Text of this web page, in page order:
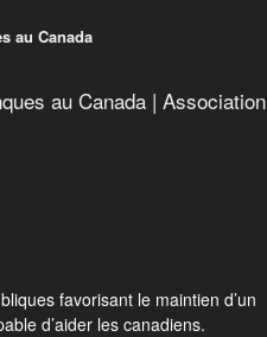
au Canada
au Canada | Association
favorisant le maintien d’un
d’aider les canadiens.